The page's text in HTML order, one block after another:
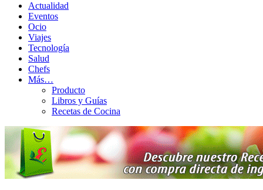
Actualidad
Eventos
Ocio
Viajes
Tecnología
Salud
Chefs
Más…
Producto
Libros y Guías
Recetas de Cocina